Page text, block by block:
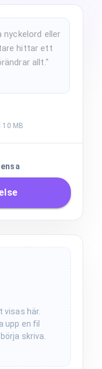
10 MB
visas här.
upp en fil
skriva.